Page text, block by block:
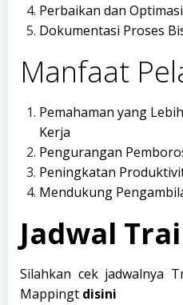
Perbaikan dan
Dokumentasi Proses
Manfaat
Pemahaman yang
Kerja
Pengurangan
Peningkatan
Mendukung
Jadwal
Silahkan cek jadwalnya
Mappingt disini